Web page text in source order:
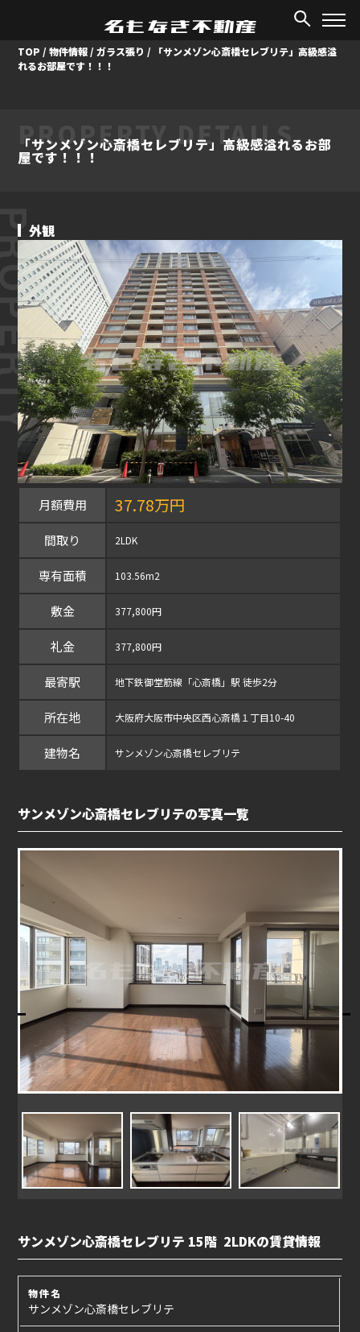
TOP /物件情報 /ガラス張り /
「サンメゾン心斎橋セレブリテ」高級感溢
れるお部屋です！！！
PROPERTY DETAILS
「サンメゾン心斎橋セレブリテ」高級感溢れるお部
屋です！！！
外観
月額費用 37.78万円
間取り 2LDK
専有面積 103.56m2
敷金 377,800円
礼金 377,800円
最寄駅 地下鉄御堂筋線「心斎橋」駅 徒歩2分
所在地 大阪府大阪市中央区西心斎橋１丁目10-40
建物名 サンメゾン心斎橋セレブリテ
サンメゾン心斎橋セレブリテの写真一覧
サンメゾン心斎橋セレブリテ 15階 2LDKの賃貸情報
物件名
サンメゾン心斎橋セレブリテ